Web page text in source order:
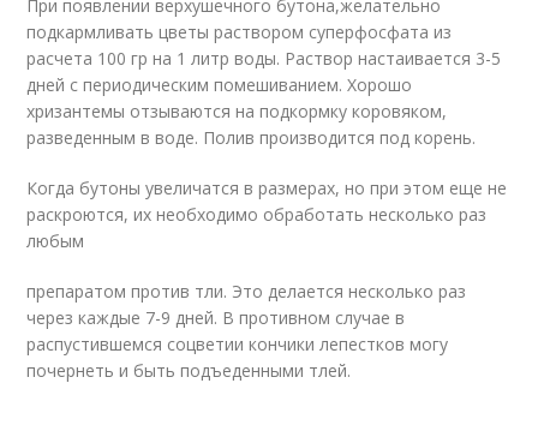
При появлении верхушечного бутона,желательно
подкармливать цветы раствором суперфосфата из
расчета 100 гр на 1 литр воды. Раствор настаивается 3-5
дней с периодическим помешиванием. Хорошо
хризантемы отзываются на подкормку коровяком,
разведенным в воде. Полив производится под корень.
Когда бутоны увеличатся в размерах, но при этом еще не
раскроются, их необходимо обработать несколько раз
любым
препаратом против тли. Это делается несколько раз
через каждые 7-9 дней. В противном случае в
распустившемся соцветии кончики лепестков могу
почернеть и быть подъеденными тлей.